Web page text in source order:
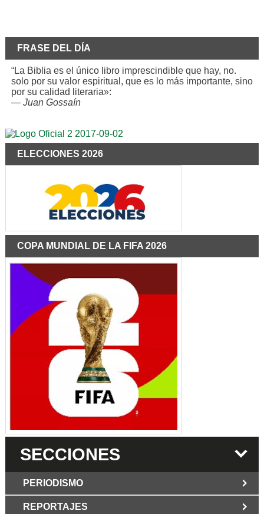
FRASE DEL DÍA
“La Biblia es el único libro imprescindible que hay, no.
solo por su valor espiritual, que es lo más importante, sino
por su calidad literaria»:
— Juan Gossaín
ELECCIONES 2026
COPA MUNDIAL DE LA FIFA 2026
SECCIONES
PERIODISMO
REPORTAJES